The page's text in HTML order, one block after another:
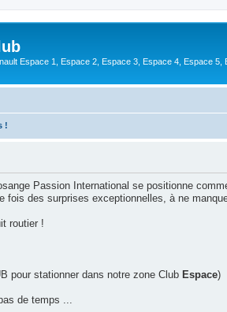
Espace 1, Espace 2, Espace 3, Espace 4, Espace 5,
!
Passion International se positionne
des surprises exceptionnelles, à ne
routier !
pour stationner dans notre zone Club Espace)
de temps ...